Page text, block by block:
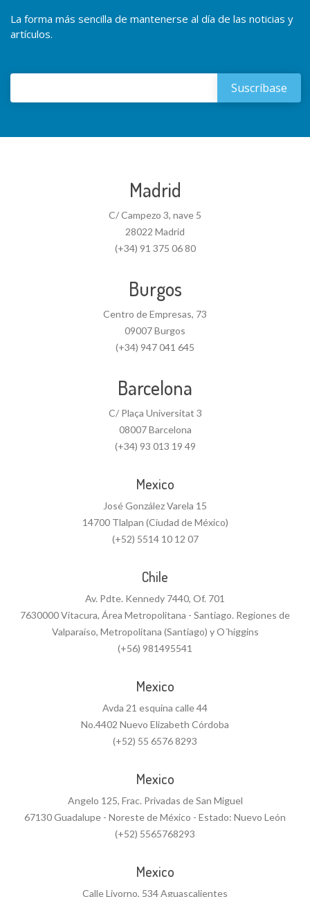
La forma más sencilla de mantenerse al día de las noticias y
artículos.
Madrid
C/ Campezo 3, nave 5
28022 Madrid
(+34) 91 375 06 80
Burgos
Centro de Empresas, 73
09007 Burgos
(+34) 947 041 645
Barcelona
C/ Plaça Universitat 3
08007 Barcelona
(+34) 93 013 19 49
Mexico
José González Varela 15
14700 Tlalpan (Ciudad de México)
(+52) 5514 10 12 07
Chile
Av. Pdte. Kennedy 7440, Of. 701
7630000 Vitacura, Área Metropolitana - Santiago. Regiones de
Valparaíso, Metropolitana (Santiago) y O´higgins
(+56) 981495541
Mexico
Avda 21 esquina calle 44
No.4402 Nuevo Elizabeth Córdoba
(+52) 55 6576 8293
Mexico
Angelo 125, Frac. Privadas de San Miguel
67130 Guadalupe - Noreste de México - Estado: Nuevo León
(+52) 5565768293
Mexico
Calle Livorno, 534 Aguascalientes